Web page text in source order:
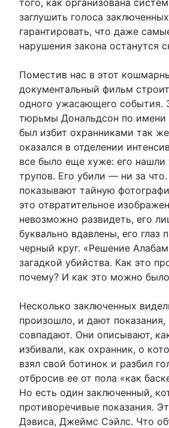
заглушить голоса
гарантировать, что даже
нарушения закона останутся
Поместив нас в этот
документальный фильм
одного ужасающего события.
тюрьмы Дональдсон по имени
был избит охранниками так
оказался в отделении
все было еще хуже: его
трупов. Его убили — ни за
показывают тайную
это отвратительное
невозможно развидеть, его
буквально вдавлены, его глаз
черный круг. «Решение
загадкой убийства. Как это
почему? И как это можно
Несколько заключенных
произошло, и дают показания,
совпадают. Они описывают,
избивали, как охранник, о
взял свой ботинок и разбил
отбросив ее от пола «как
Но есть один заключенный,
противоречивые показания.
Дэвиса, Джеймс Сэйлс. Что